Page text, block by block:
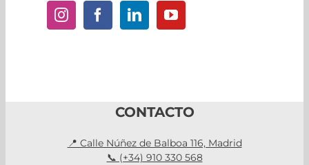
CONTACTO
📍 Calle Núñez de Balboa 116, Madrid
📞 (+34) 910 330 568